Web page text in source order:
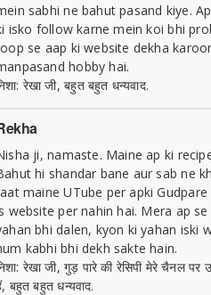
sabhi ne bahut pasand kiye.
isko follow karne mein koi bhi
se aap ki website dekha
hobby hai.
रेखा जी, बहुत बहुत धन्यवाद.
ji, namaste. Maine ap ki
hi shandar bane aur sab ne
maine UTube per apki
website per nahin hai. Mera ap
bhi dalen, kyon ki yahan iski
kabhi bhi dekh sakte hain.
रेखा जी, गुड़ पारे की रेसिपी मेरे चैनल
बहुत बहुत धन्यवाद.